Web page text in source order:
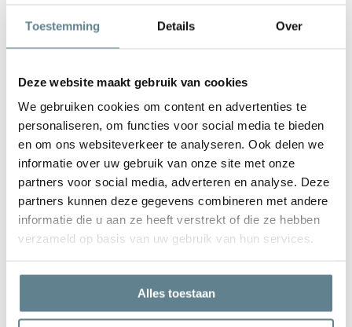
Toestemming Details Over
Deze website maakt gebruik van cookies
We gebruiken cookies om content en advertenties te
personaliseren, om functies voor social media te bieden
en om ons websiteverkeer te analyseren. Ook delen we
informatie over uw gebruik van onze site met onze
partners voor social media, adverteren en analyse. Deze
partners kunnen deze gegevens combineren met andere
informatie die u aan ze heeft verstrekt of die ze hebben
verzameld op basis van uw gebruik van hun services.
Alles toestaan
vies geworden kun je deze het best schoonmaken met een zachte
borstel of doek en met lauw water. Gebruik
We staan voor je klaar
Wil je advies of heb je een vraag? Neem contact op met ons
Start chat
info@polyesterplantenbakken.nl
Whatsapp0344-228104